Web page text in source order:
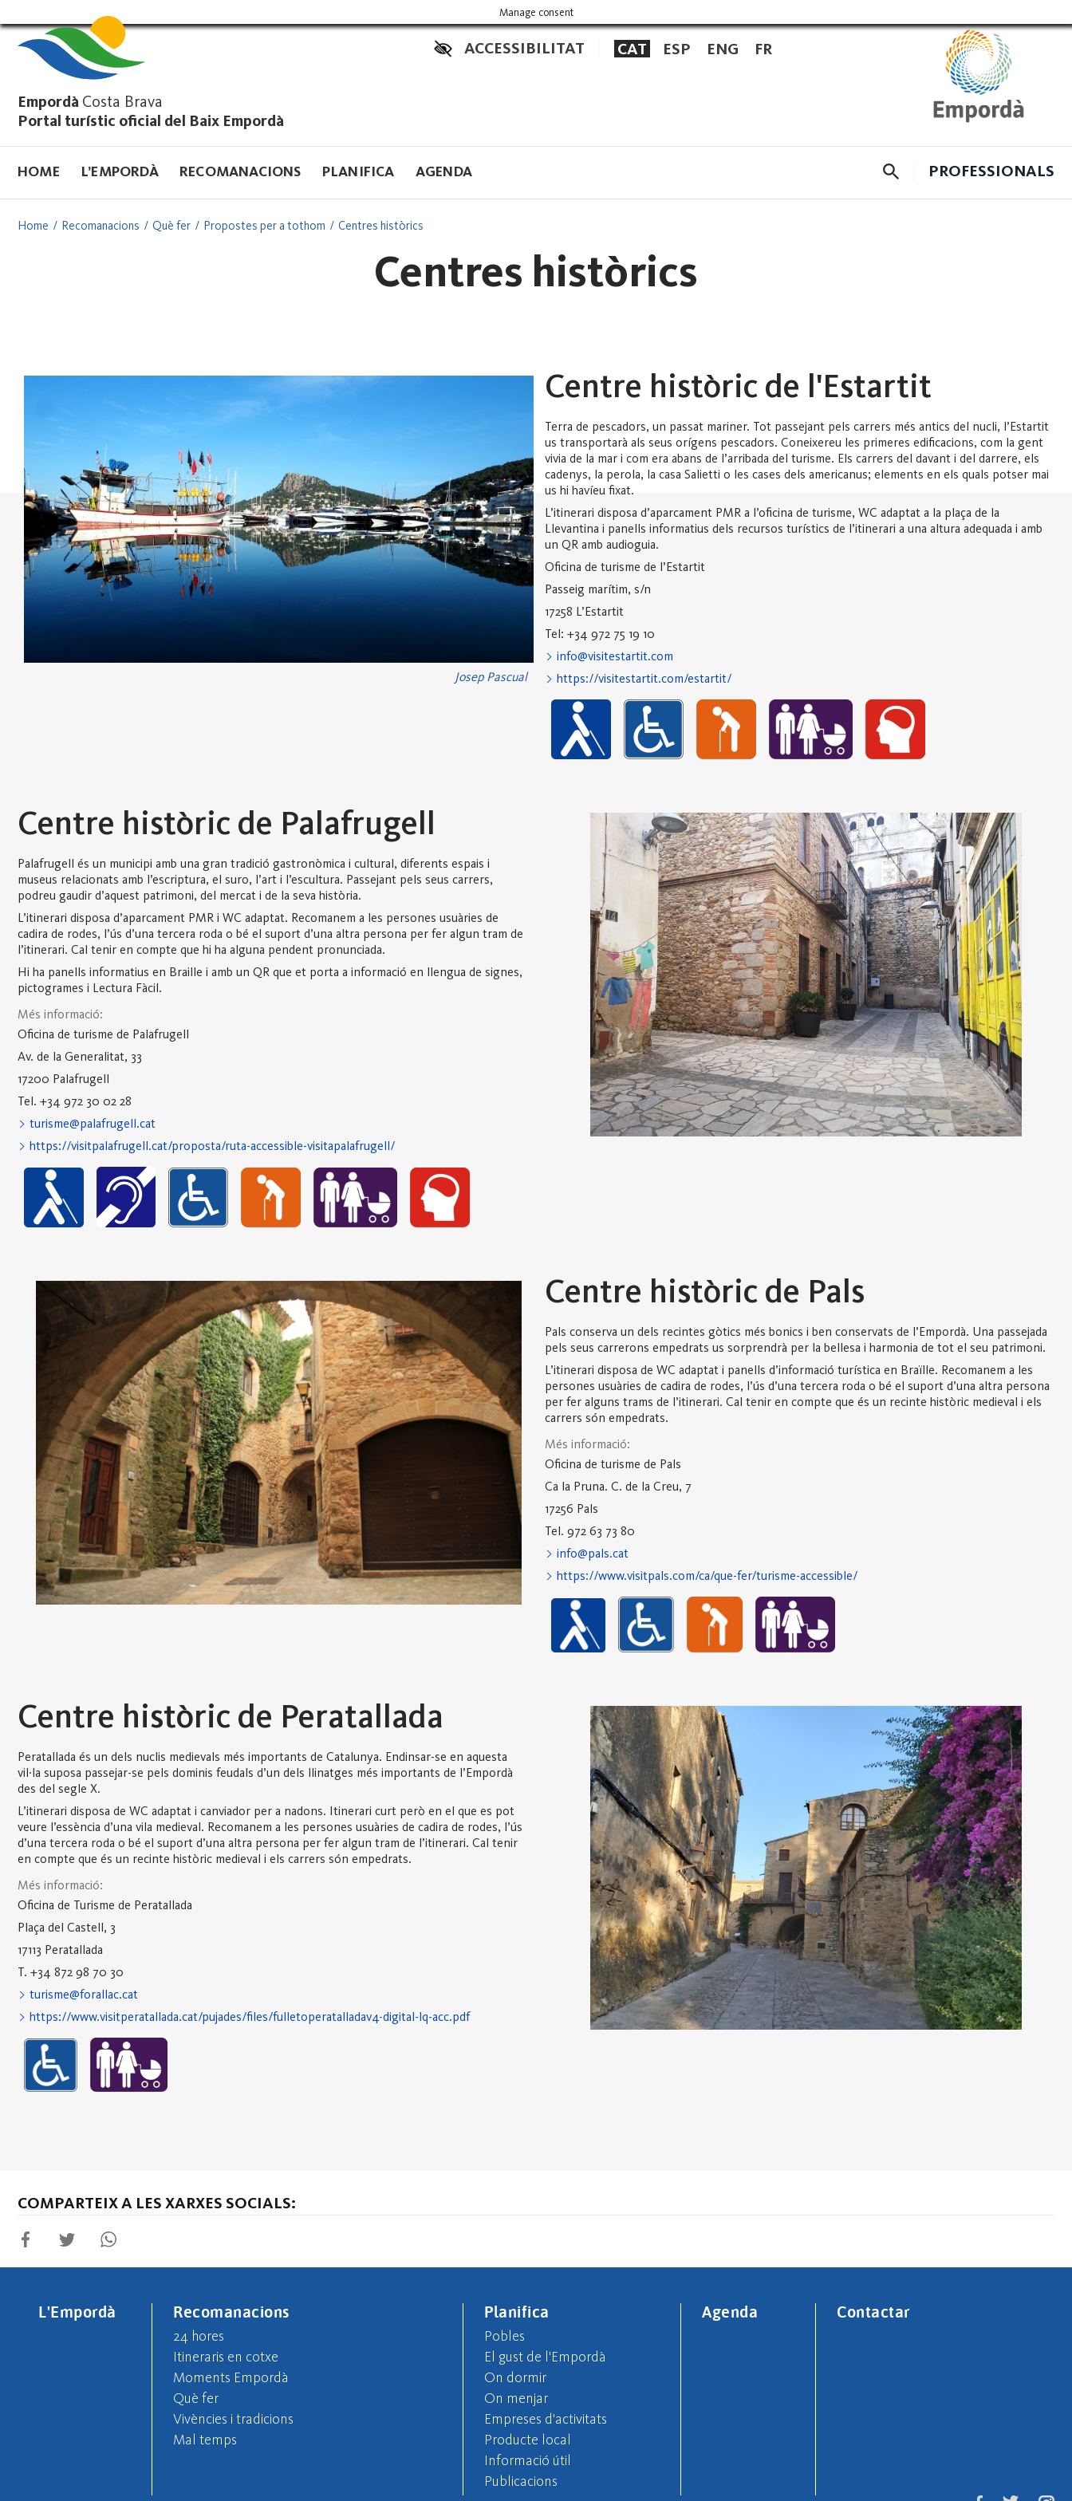
al
contingut
Empordà Costa Brava
Portal turístic oficial del Baix Empordà
ACCESSIBILITAT CAT ESP ENG FR
HOME L’EMPORDÀ RECOMANACIONS PLANIFICA AGENDA CERCADORPROFESSIONALS
Home Recomanacions Què fer Propostes per a tothom Centres històrics
Centres històrics
Josep Pascual
Centre històric de l'Estartit
Terra de pescadors, un passat mariner. Tot passejant pels carrers més antics del nucli, l’Estartit
us transportarà als seus orígens pescadors. Coneixereu les primeres edificacions, com la gent
vivia de la mar i com era abans de l’arribada del turisme. Els carrers del davant i del darrere, els
cadenys, la perola, la casa Salietti o les cases dels americanus; elements en els quals potser mai
us hi havíeu fixat.
L’itinerari disposa d’aparcament PMR a l’oficina de turisme, WC adaptat a la plaça de la
Llevantina i panells informatius dels recursos turístics de l’itinerari a una altura adequada i amb
un QR amb audioguia.
Oficina de turisme de l’Estartit
Passeig marítim, s/n
17258 L’Estartit
Tel: +34 972 75 19 10
info@visitestartit.com
https://visitestartit.com/estartit/
Centre històric de Palafrugell
Palafrugell és un municipi amb una gran tradició gastronòmica i cultural, diferents espais i
museus relacionats amb l’escriptura, el suro, l’art i l’escultura. Passejant pels seus carrers,
podreu gaudir d’aquest patrimoni, del mercat i de la seva història.
L’itinerari disposa d’aparcament PMR i WC adaptat. Recomanem a les persones usuàries de
cadira de rodes, l’ús d’una tercera roda o bé el suport d’una altra persona per fer algun tram de
l’itinerari. Cal tenir en compte que hi ha alguna pendent pronunciada.
Hi ha panells informatius en Braille i amb un QR que et porta a informació en llengua de signes,
pictogrames i Lectura Fàcil.
Més informació:
Oficina de turisme de Palafrugell
Av. de la Generalitat, 33
17200 Palafrugell
Tel. +34 972 30 02 28
turisme@palafrugell.cat
https://visitpalafrugell.cat/proposta/ruta-accessible-visitapalafrugell/
Centre històric de Pals
Pals conserva un dels recintes gòtics més bonics i ben conservats de l’Empordà. Una passejada
pels seus carrerons empedrats us sorprendrà per la bellesa i harmonia de tot el seu patrimoni.
L’itinerari disposa de WC adaptat i panells d’informació turística en Braïlle. Recomanem a les
persones usuàries de cadira de rodes, l’ús d’una tercera roda o bé el suport d’una altra persona
per fer alguns trams de l’itinerari. Cal tenir en compte que és un recinte històric medieval i els
carrers són empedrats.
Més informació:
Oficina de turisme de Pals
Ca la Pruna. C. de la Creu, 7
17256 Pals
Tel. 972 63 73 80
info@pals.cat
https://www.visitpals.com/ca/que-fer/turisme-accessible/
Centre històric de Peratallada
Peratallada és un dels nuclis medievals més importants de Catalunya. Endinsar-se en aquesta
vil·la suposa passejar-se pels dominis feudals d’un dels llinatges més importants de l’Empordà
des del segle X.
L’itinerari disposa de WC adaptat i canviador per a nadons. Itinerari curt però en el que es pot
veure l’essència d’una vila medieval. Recomanem a les persones usuàries de cadira de rodes, l’ús
d’una tercera roda o bé el suport d’una altra persona per fer algun tram de l’itinerari. Cal tenir
en compte que és un recinte històric medieval i els carrers són empedrats.
Més informació:
Oficina de Turisme de Peratallada
Plaça del Castell, 3
17113 Peratallada
T. +34 872 98 70 30
turisme@forallac.cat
https://www.visitperatallada.cat/pujades/files/fulletoperatalladav4-digital-lq-acc.pdf
COMPARTEIX A LES XARXES SOCIALS:
L'Empordà Recomanacions
24 hores
Itineraris en cotxe
Moments Empordà
Què fer
Vivències i tradicions
Mal temps
Planifica
Pobles
El gust de l'Empordà
On dormir
On menjar
Empreses d'activitats
Producte local
Informació útil
Publicacions
Agenda Contactar
Manage consent